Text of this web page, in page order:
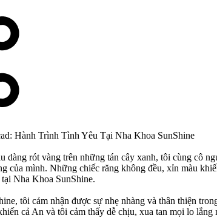
Hành Trình Tình Yêu Tại Nha Khoa SunShine
dàng rót vàng trên những tán cây xanh, tôi cùng cô
của mình. Những chiếc răng không đều, xỉn màu
Nha Khoa SunShine.
tôi cảm nhận được sự nhẹ nhàng và thân thiện
cả An và tôi cảm thấy dễ chịu, xua tan mọi lo lắng